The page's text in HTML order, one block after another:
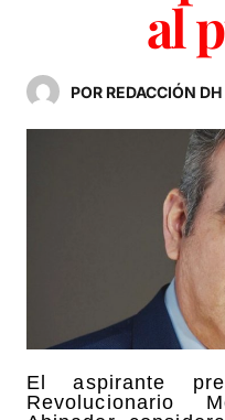
al
POR REDACCIÓN DH
El aspirante
Revolucionario